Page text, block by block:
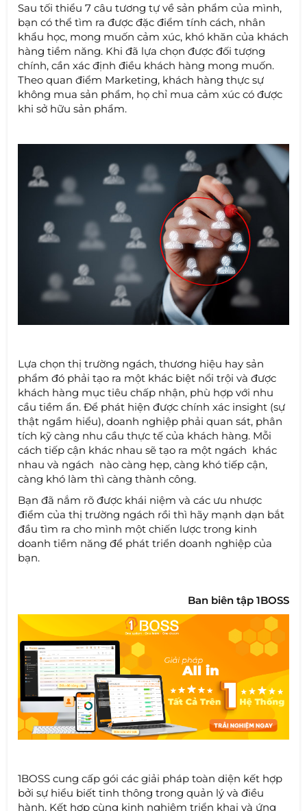
Sau tối thiểu 7 câu tương tự về sản phẩm của mình,
bạn có thể tìm ra được đặc điểm tính cách, nhân
khẩu học, mong muốn cảm xúc, khó khăn của khách
hàng tiềm năng. Khi đã lựa chọn được đối tượng
chính, cần xác định điều khách hàng mong muốn.
Theo quan điểm Marketing, khách hàng thực sự
không mua sản phẩm, họ chỉ mua cảm xúc có được
khi sở hữu sản phẩm.
Lựa chọn thị trường ngách, thương hiệu hay sản
phẩm đó phải tạo ra một khác biệt nổi trội và được
khách hàng mục tiêu chấp nhận, phù hợp với nhu
cầu tiềm ẩn. Để phát hiện được chính xác insight (sự
thật ngầm hiểu), doanh nghiệp phải quan sát, phân
tích kỹ càng nhu cầu thực tế của khách hàng. Mỗi
cách tiếp cận khác nhau sẽ tạo ra một ngách khác
nhau và ngách nào càng hẹp, càng khó tiếp cận,
càng khó làm thì càng thành công.
Bạn đã nắm rõ được khái niệm và các ưu nhược
điểm của thị trường ngách rồi thì hãy mạnh dạn bắt
đầu tìm ra cho mình một chiến lược trong kinh
doanh tiềm năng để phát triển doanh nghiệp của
bạn.
Ban biên tập 1BOSS
1BOSS cung cấp gói các giải pháp toàn diện kết hợp
bởi sự hiểu biết tinh thông trong quản lý và điều
hành. Kết hợp cùng kinh nghiệm triển khai và ứng